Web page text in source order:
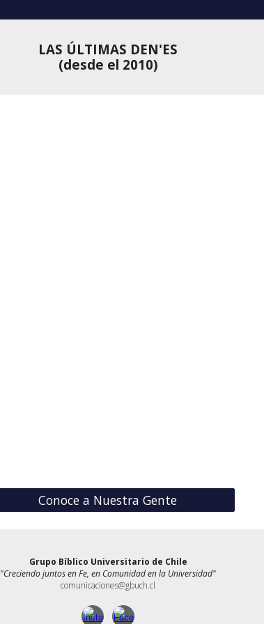
LAS ÚLTIMAS DEN'ES
(desde el 2010)
Conoce a Nuestra Gente
Grupo Bíblico Universitario de Chile
"Creciendo juntos en Fe, en Comunidad en la Universidad"
comunicaciones@gbuch.cl